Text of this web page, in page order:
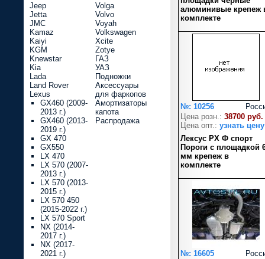
алюминивые крепеж
комплекте
№: 10256
Цена розн.: 38700 руб.
Цена опт.: узнать цену
Лексус РХ Ф спорт
Пороги с площадкой
мм крепеж в
комплекте
№: 16605
Jeep
Jetta
JMC
Kamaz
Kaiyi
KGM
Knewstar
Kia
Lada
Land Rover
Lexus
GX460 (2009-
2013 г.)
GX460 (2013-
2019 г.)
GX 470
GX550
LX 470
LX 570 (2007-
2013 г.)
LX 570 (2013-
2015 г.)
LX 570 450
(2015-2022 г.)
LX 570 Sport
NX (2014-
2017 г.)
NX (2017-
2021 г.)
Volga
Volvo
Voyah
Volkswagen
Xcite
Zotye
ГАЗ
УАЗ
Подножки
Аксессуары
для фаркопов
Амортизаторы
капота
Распродажа